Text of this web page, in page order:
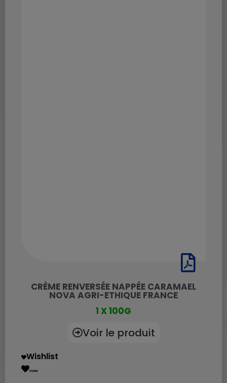
CRÈME RENVERSÉE NAPPÉE CARAMAEL
NOVA AGRI-ETHIQUE FRANCE
1 X 100G
Voir le produit
Wishlist
Wishlist